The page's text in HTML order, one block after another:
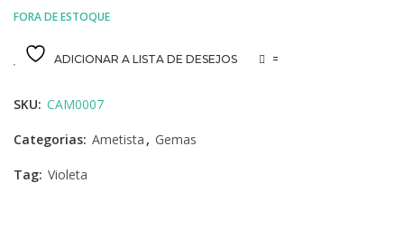
FORA DE ESTOQUE
ADICIONAR A LISTA DE DESEJOS =
SKU: CAM0007
Categorias: Ametista , Gemas
Tag: Violeta